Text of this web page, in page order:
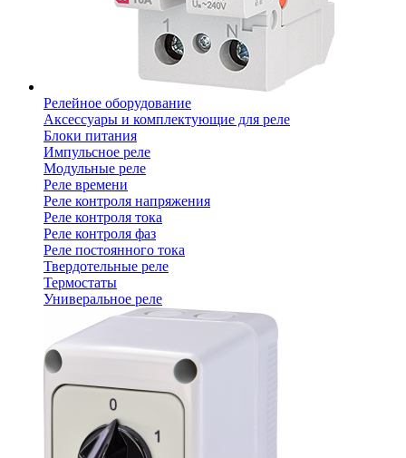
Релейное оборудование
Аксессуары и комплектующие для реле
Блоки питания
Импульсное реле
Модульные реле
Реле времени
Реле контроля напряжения
Реле контроля тока
Реле контроля фаз
Реле постоянного тока
Твердотельные реле
Термостаты
Универальное реле